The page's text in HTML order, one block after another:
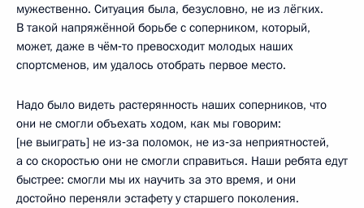
мужественно. Ситуация была, безусловно, не из лёгких.
В такой напряжённой борьбе с соперником, который,
может, даже в чём‑то превосходит молодых наших
спортсменов, им удалось отобрать первое место.
Надо было видеть растерянность наших соперников, что
они не смогли объехать ходом, как мы говорим:
[не выиграть] не из‑за поломок, не из‑за неприятностей,
а со скоростью они не смогли справиться. Наши ребята едут
быстрее: смогли мы их научить за это время, и они
достойно переняли эстафету у старшего поколения.